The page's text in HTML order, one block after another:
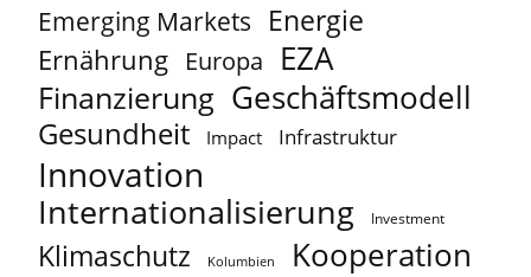
Emerging Markets Energie
Ernährung Europa EZA
Finanzierung Geschäftsmodell
Gesundheit Impact Infrastruktur
Innovation
Internationalisierung Investment
Klimaschutz Kolumbien Kooperation